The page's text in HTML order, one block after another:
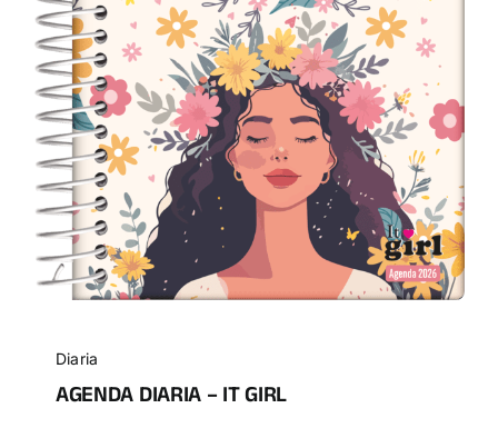
Diaria
AGENDA DIARIA – IT GIRL